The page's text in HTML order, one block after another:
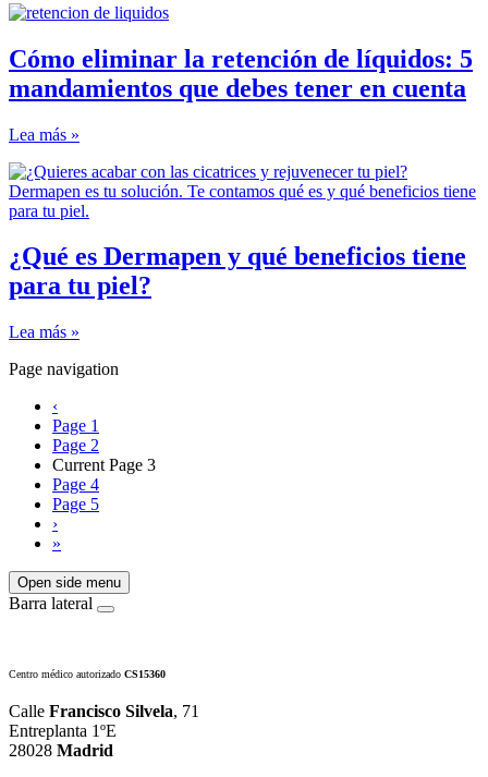
Cómo eliminar la retención de líquidos: 5
mandamientos que debes tener en cuenta
Lea más »
¿Qué es Dermapen y qué beneficios tiene
para tu piel?
Lea más »
Page navigation
‹
Page 1
Page 2
Current Page 3
Page 4
Page 5
›
»
Open side menu
Barra lateral
Centro médico autorizado CS15360
Calle Francisco Silvela, 71
Entreplanta 1ºE
28028 Madrid